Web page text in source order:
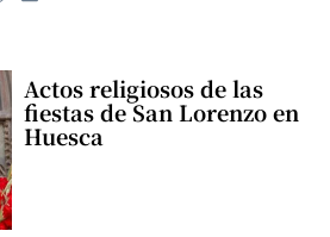
Actos religiosos de las
fiestas de San Lorenzo en
Huesca